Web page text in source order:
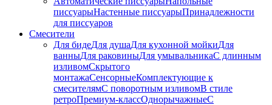
писсуарыНастенные писсуарыПринадлежности
для писсуаров
Смесители
Для бидеДля душаДля кухонной мойкиДля
ванныДля раковиныДля умывальникаС длинным
изливомСкрытого
монтажаСенсорныеКомплектующие к
смесителямС поворотным изливомВ стиле
ретроПремиум-классОднорычажныеС